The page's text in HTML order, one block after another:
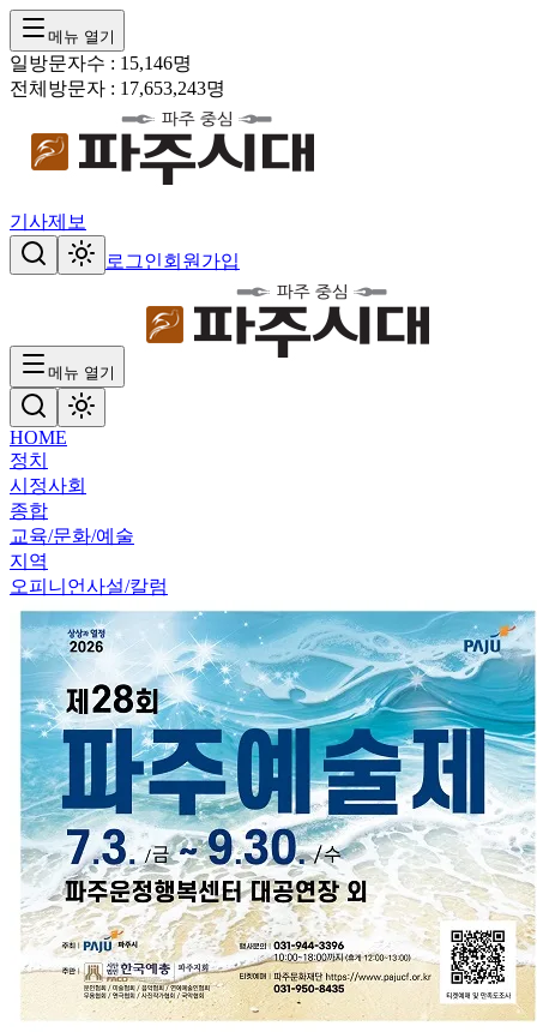
메뉴 열기
일방문자수 : 15,146명
전체방문자 : 17,653,243명
기사제보
로그인회원가입
메뉴 열기
HOME
정치
시정사회
종합
교육/문화/예술
지역
오피니언사설/칼럼